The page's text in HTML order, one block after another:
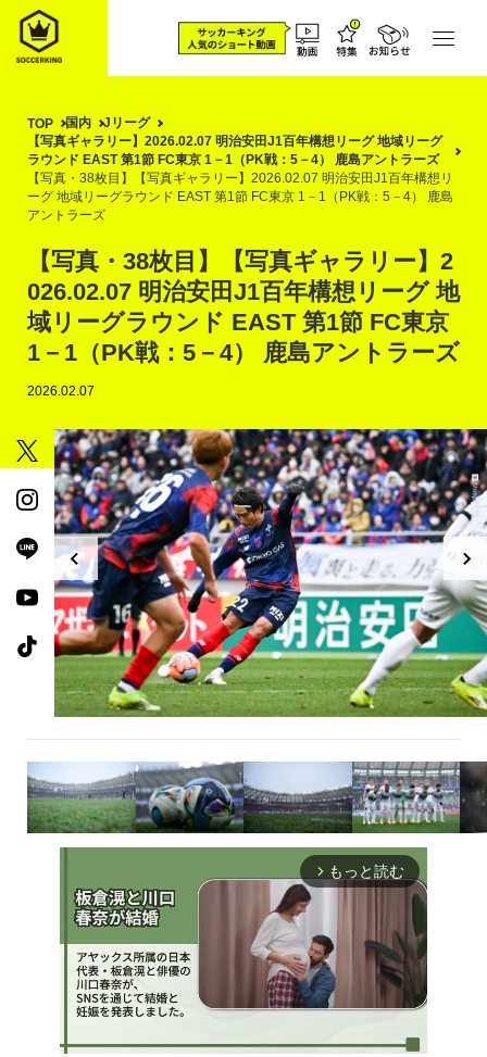
TOP 国内
Jリーグ
【写真ギャラリー】2026.02.07 明治安田J1百年構想リーグ 地域リーグ
ラウンド EAST 第1節 FC東京 1－1（PK戦：5－4） 鹿島アントラーズ
【写真・38枚目】【写真ギャラリー】2026.02.07 明治安田J1百年構想リ
ーグ 地域リーグラウンド EAST 第1節 FC東京 1－1（PK戦：5－4） 鹿島
アントラーズ
【写真・38枚目】【写真ギャラリー】2
026.02.07 明治安田J1百年構想リーグ 地
域リーグラウンド EAST 第1節 FC東京
1－1（PK戦：5－4） 鹿島アントラーズ
2026.02.07
arrow_forward_ios もっと読む